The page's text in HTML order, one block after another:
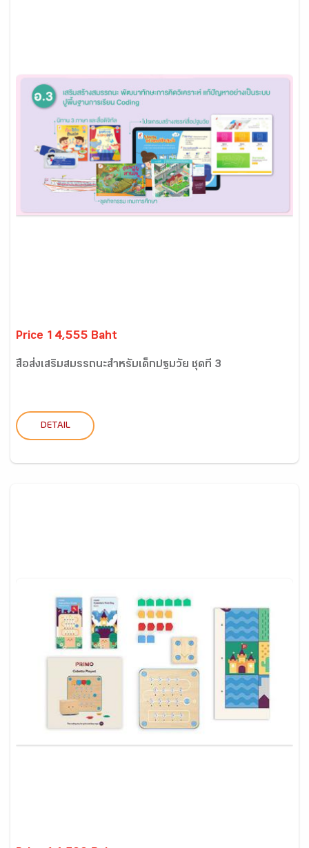
Price 14,555 Baht
สื่อส่งเสริมสมรรถนะสำหรับเด็กปฐมวัย ชุดที่ 3
DETAIL